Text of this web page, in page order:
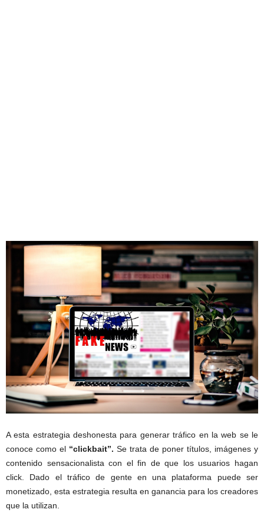
A esta estrategia deshonesta para generar tráfico en la web se le
conoce como el “clickbait”. Se trata de poner títulos, imágenes y
contenido sensacionalista con el fin de que los usuarios hagan
click. Dado el tráfico de gente en una plataforma puede ser
monetizado, esta estrategia resulta en ganancia para los creadores
que la utilizan.